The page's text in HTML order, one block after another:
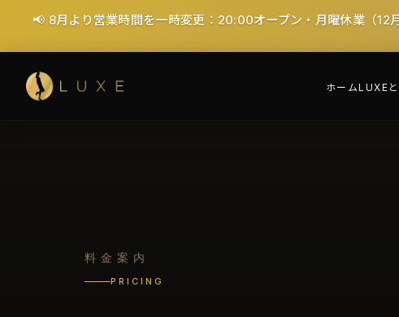
🎉 初回限定：40分 ¥7,000（¥6,000お得！）- 税・サービス料
ホームLUXE
料金案内
PRICING